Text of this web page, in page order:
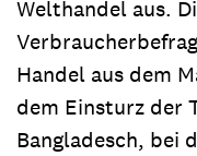
Welthandel aus.
Handel aus dem
dem Einsturz der
Bangladesch, bei